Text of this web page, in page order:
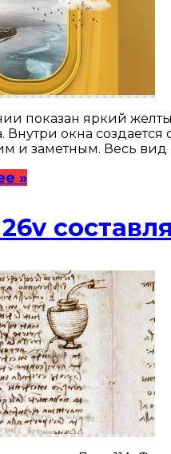
показан яркий
Внутри окна
и заметным. Весь вид
»